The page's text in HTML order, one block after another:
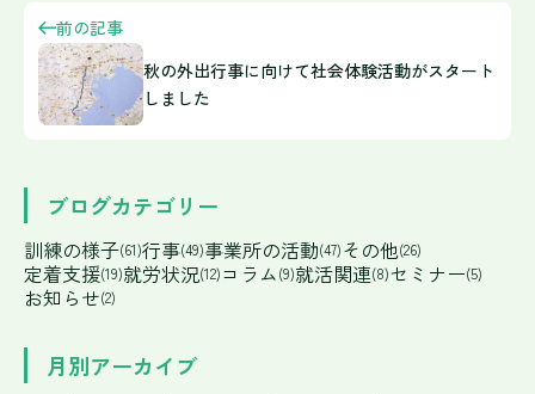
前の記事
秋の外出行事に向けて社会体験活動がスタート
しました
ブログカテゴリー
訓練の様子(61)行事(49)事業所の活動(47)その他(26)
定着支援(19)就労状況(12)コラム(9)就活関連(8)セミナー(5)
お知らせ(2)
月別アーカイブ